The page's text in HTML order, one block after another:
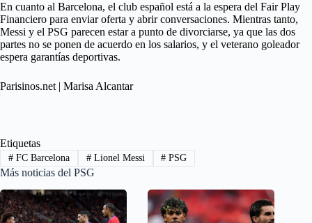
En cuanto al Barcelona, el club español está a la espera del Fair Play
Financiero para enviar oferta y abrir conversaciones. Mientras tanto,
Messi y el PSG parecen estar a punto de divorciarse, ya que las dos
partes no se ponen de acuerdo en los salarios, y el veterano goleador
espera garantías deportivas.
Parisinos.net | Marisa Alcantar
Etiquetas
#FC Barcelona #Lionel Messi # PSG
Más noticias del PSG